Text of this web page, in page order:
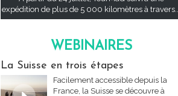
expédition de plus de 5 000 kilomètres à travers...
WEBINAIRES
La Suisse en trois étapes
Facilement accessible depuis la
France, la Suisse se découvre à